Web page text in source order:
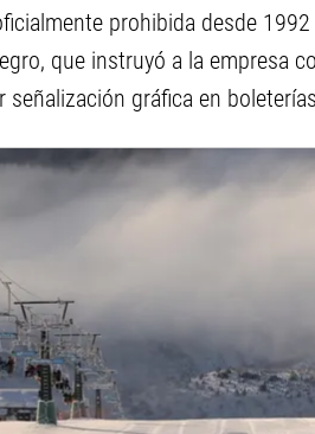
prohibida desde
que instruyó a la empresa
señalización gráfica en